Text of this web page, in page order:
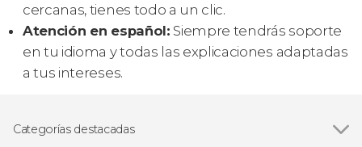
cercanas, tienes todo a un clic.
Atención en español: Siempre tendrás soporte
en tu idioma y todas las explicaciones adaptadas
a tus intereses.
Categorías destacadas